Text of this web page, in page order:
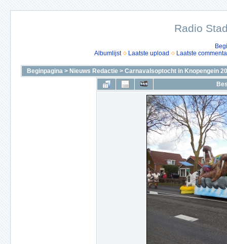
Radio
Albumlijst
Laatste upload Laatste
Beginpagina > Nieuws Redactie > Carnavalsoptocht in Knopengein